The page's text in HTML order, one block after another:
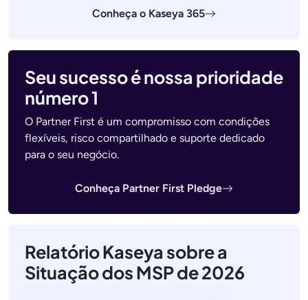
Conheça o Kaseya 365
Seu sucesso é nossa prioridade
número 1
O Partner First é um compromisso com condições
flexíveis, risco compartilhado e suporte dedicado
para o seu negócio.
Conheça Partner First Pledge
Relatório Kaseya sobre a
Situação dos MSP de 2026